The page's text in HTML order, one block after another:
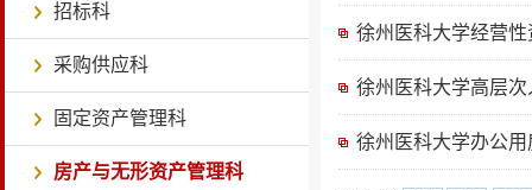
招标科
采购供应科
固定资产管理科
房产与无形资产管理科
徐州医科大学经营
徐州医科大学高层
徐州医科大学办公